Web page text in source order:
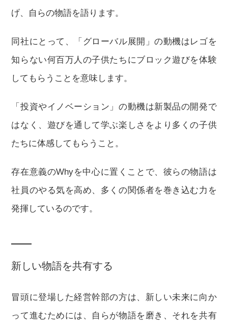
げ、自らの物語を語ります。
同社にとって、「グローバル展開」の動機はレゴを
知らない何百万人の子供たちにブロック遊びを体験
してもらうことを意味します。
「投資やイノベーション」の動機は新製品の開発で
はなく、遊びを通して学ぶ楽しさをより多くの子供
たちに体感してもらうこと。
存在意義のWhyを中心に置くことで、彼らの物語は
社員のやる気を高め、多くの関係者を巻き込む力を
発揮しているのです。
新しい物語を共有する
冒頭に登場した経営幹部の方は、新しい未来に向か
って進むためには、自らが物語を磨き、それを共有